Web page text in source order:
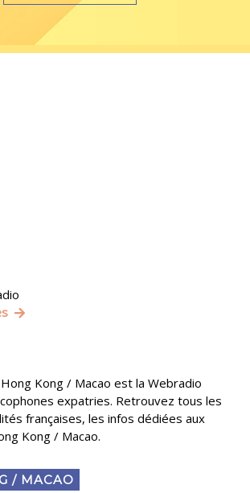
Hong Kong / Macao est la Webradio
expatries. Retrouvez tous les
françaises, les infos dédiées aux
Kong / Macao.
/ MACAO